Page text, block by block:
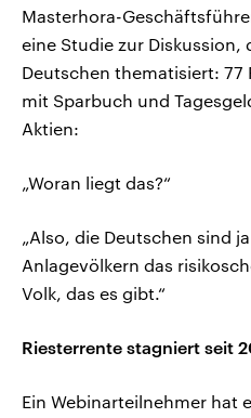
Masterhora-
eine Studie zur Diskussion,
Deutschen thematisiert: 77
mit Sparbuch und
Aktien:
„Woran liegt das?“
„Also, die Deutschen sind
Anlagevölkern das
Volk, das es gibt.“
Riesterrente stagniert seit
Ein Webinarteilnehmer hat